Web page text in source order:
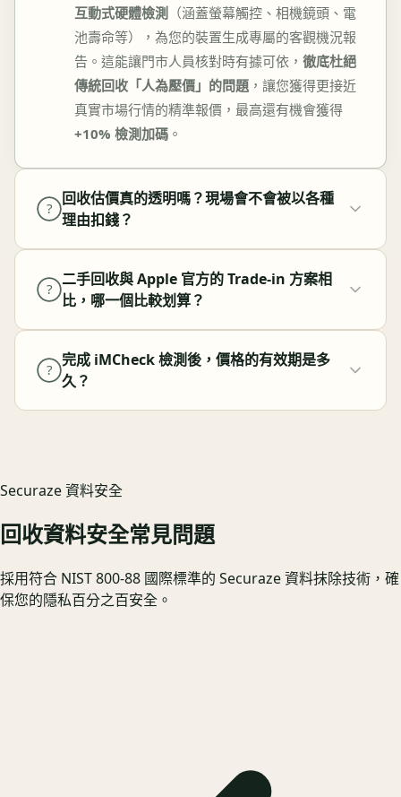
互動式硬體檢測 （涵蓋螢幕觸控、相機鏡頭、電
池壽命等），為您的裝置生成專屬的客觀機況報
告。這能讓門市人員核對時有據可依， 徹底杜絕
傳統回收「人為壓價」的問題 ，讓您獲得更接近
真實市場行情的精準報價，最高還有機會獲得
+10% 檢測加碼 。
?
回收估價真的透明嗎？現場會不會被以各種
理由扣錢？
?
二手回收與 Apple 官方的 Trade-in 方案相
比，哪一個比較划算？
?
完成 iMCheck 檢測後，價格的有效期是多
久？
Securaze 資料安全
回收資料安全常見問題
採用符合 NIST 800-88 國際標準的 Securaze 資料抹除技術，確
保您的隱私百分之百安全。